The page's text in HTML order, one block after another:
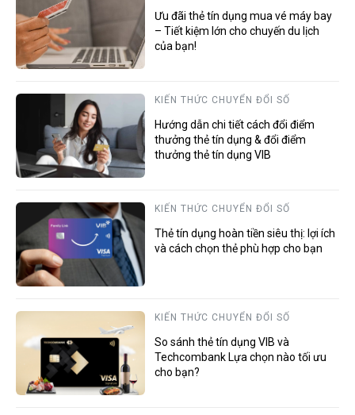
Ưu đãi thẻ tín dụng mua vé máy bay
– Tiết kiệm lớn cho chuyến du lịch
của bạn!
KIẾN THỨC CHUYỂN ĐỔI SỐ
Hướng dẫn chi tiết cách đổi điểm
thưởng thẻ tín dụng & đổi điểm
thưởng thẻ tín dụng VIB
KIẾN THỨC CHUYỂN ĐỔI SỐ
Thẻ tín dụng hoàn tiền siêu thị: lợi ích
và cách chọn thẻ phù hợp cho bạn
KIẾN THỨC CHUYỂN ĐỔI SỐ
So sánh thẻ tín dụng VIB và
Techcombank Lựa chọn nào tối ưu
cho bạn?